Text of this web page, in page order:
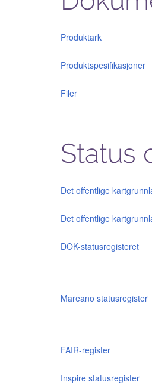
Produktark
Produktspesifikasjoner
Filer
Status
Det offentlige
Det offentlige
DOK-statusregisteret
Mareano statusregister
FAIR-register
Inspire statusregister